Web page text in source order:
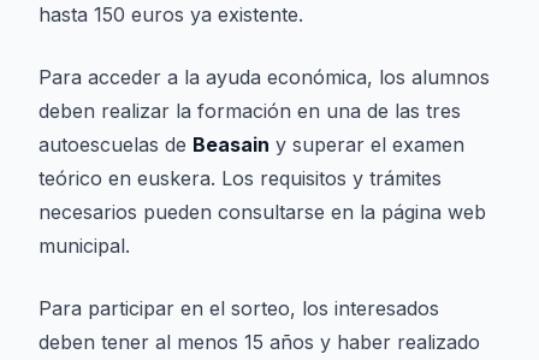
hasta 150 euros ya existente.
Para acceder a la ayuda económica, los alumnos
deben realizar la formación en una de las tres
autoescuelas de Beasain y superar el examen
teórico en euskera. Los requisitos y trámites
necesarios pueden consultarse en la página web
municipal.
Para participar en el sorteo, los interesados
deben tener al menos 15 años y haber realizado